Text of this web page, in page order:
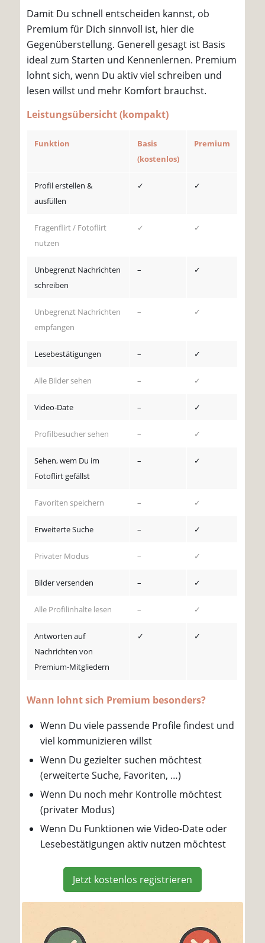
Damit Du schnell entscheiden kannst, ob
Premium für Dich sinnvoll ist, hier die
Gegenüberstellung. Generell gesagt ist Basis
ideal zum Starten und Kennenlernen. Premium
lohnt sich, wenn Du aktiv viel schreiben und
lesen willst und mehr Komfort brauchst.
Leistungsübersicht (kompakt)
Funktion
Basis
(kostenlos)
Premium
Profil erstellen &
ausfüllen
✓ ✓
Fragenflirt / Fotoflirt
nutzen
✓ ✓
Unbegrenzt Nachrichten
schreiben
– ✓
Unbegrenzt Nachrichten
empfangen
– ✓
Lesebestätigungen – ✓
Alle Bilder sehen – ✓
Video-Date – ✓
Profilbesucher sehen – ✓
Sehen, wem Du im
Fotoflirt gefällst
– ✓
Favoriten speichern – ✓
Erweiterte Suche – ✓
Privater Modus – ✓
Bilder versenden – ✓
Alle Profilinhalte lesen – ✓
Antworten auf
Nachrichten von
Premium-Mitgliedern
✓ ✓
Wann lohnt sich Premium besonders?
Wenn Du viele passende Profile findest und
viel kommunizieren willst
Wenn Du gezielter suchen möchtest
(erweiterte Suche, Favoriten, …)
Wenn Du noch mehr Kontrolle möchtest
(privater Modus)
Wenn Du Funktionen wie Video-Date oder
Lesebestätigungen aktiv nutzen möchtest
Jetzt kostenlos registrieren